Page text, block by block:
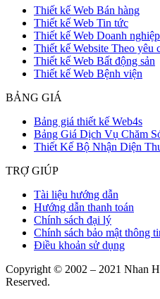
Thiết kế Web Bán hàng
Thiết kế Web Tin tức
Thiết kế Web Doanh nghiệp
Thiết kế Website Theo yêu
Thiết kế Web Bất động sản
Thiết kế Web Bệnh viện
BẢNG GIÁ
Bảng giá thiết kế Web4s
Bảng Giá Dịch Vụ Chăm
Thiết Kế Bộ Nhận Diện
TRỢ GIÚP
Tài liệu hướng dẫn
Hướng dẫn thanh toán
Chính sách đại lý
Chính sách bảo mật thông
Điều khoản sử dụng
Copyright © 2002 – 2021 Nhan
Reserved.